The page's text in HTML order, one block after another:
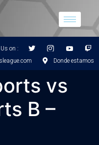
on :
Donde estamos
vs
B –